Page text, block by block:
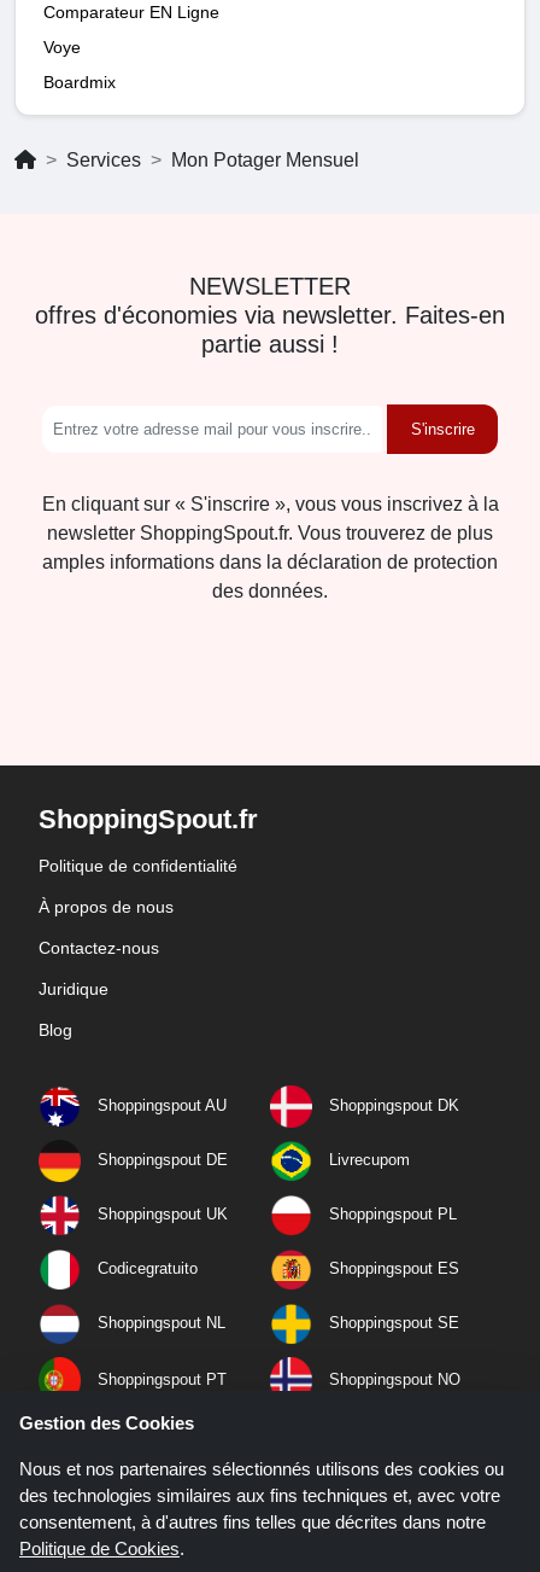
Comparateur EN Ligne
Voye
Boardmix
Services Mon Potager Mensuel
NEWSLETTER
offres d'économies via newsletter. Faites-en
partie aussi !
S'inscrire
En cliquant sur « S'inscrire », vous vous inscrivez à la
newsletter ShoppingSpout.fr. Vous trouverez de plus
amples informations dans la déclaration de protection
des données.
ShoppingSpout.fr
Politique de confidentialité
À propos de nous
Contactez-nous
Juridique
Blog
Shoppingspout AU Shoppingspout DK
Shoppingspout DE Livrecupom
Shoppingspout UK Shoppingspout PL
Codicegratuito Shoppingspout ES
Shoppingspout NL Shoppingspout SE
Shoppingspout PT Shoppingspout NO
Gestion des Cookies
Nous et nos partenaires sélectionnés utilisons des cookies ou
des technologies similaires aux fins techniques et, avec votre
consentement, à d'autres fins telles que décrites dans notre
Politique de Cookies.